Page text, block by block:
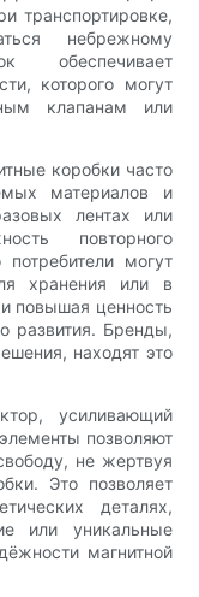
транспортировке,
небрежному
обеспечивает
которого могут
клапанам или
коробки часто
материалов и
лентах или
повторного
могут
хранения или в
повышая ценность
развития. Бренды,
находят это
усиливающий
позволяют
не жертвуя
Это позволяет
деталях,
или уникальные
магнитной